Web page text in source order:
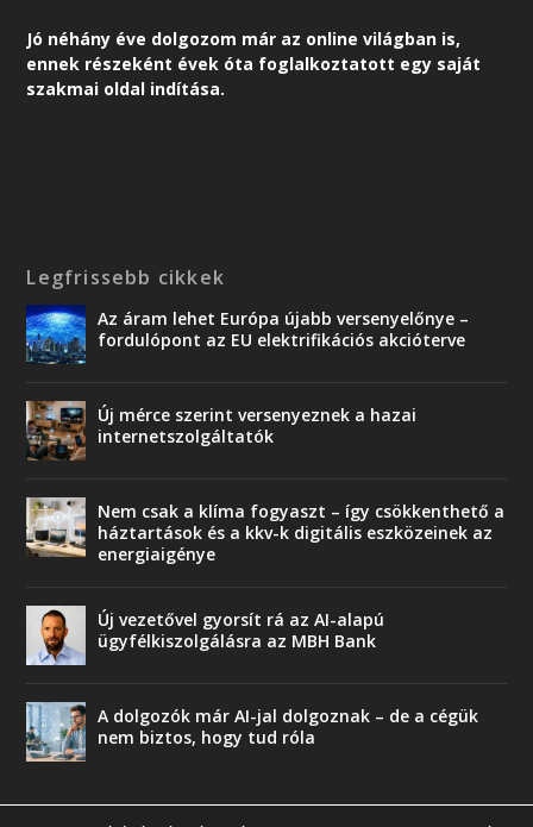
Jó néhány éve dolgozom már az online világban is,
ennek részeként évek óta foglalkoztatott egy saját
szakmai oldal indítása.
Legfrissebb cikkek
Az áram lehet Európa újabb versenyelőnye –
fordulópont az EU elektrifikációs akcióterve
Új mérce szerint versenyeznek a hazai
internetszolgáltatók
Nem csak a klíma fogyaszt – így csökkenthető a
háztartások és a kkv-k digitális eszközeinek az
energiaigénye
Új vezetővel gyorsít rá az AI-alapú
ügyfélkiszolgálásra az MBH Bank
A dolgozók már AI-jal dolgoznak – de a cégük
nem biztos, hogy tud róla